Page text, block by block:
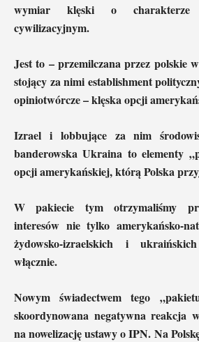
wymiar klęski o charakterze
cywilizacyjnym.
Jest to – przemilczana przez polskie
stojący za nimi establishment
opiniotwórcze – klęska opcji
Izrael i lobbujące za nim
banderowska Ukraina to elementy
opcji amerykańskiej, którą Polska
W pakiecie tym otrzymaliśmy
interesów nie tylko amerykańsko-
żydowsko-izraelskich i
włącznie.
Nowym świadectwem tego
skoordynowana negatywna reakcja
na nowelizację ustawy o IPN. Na